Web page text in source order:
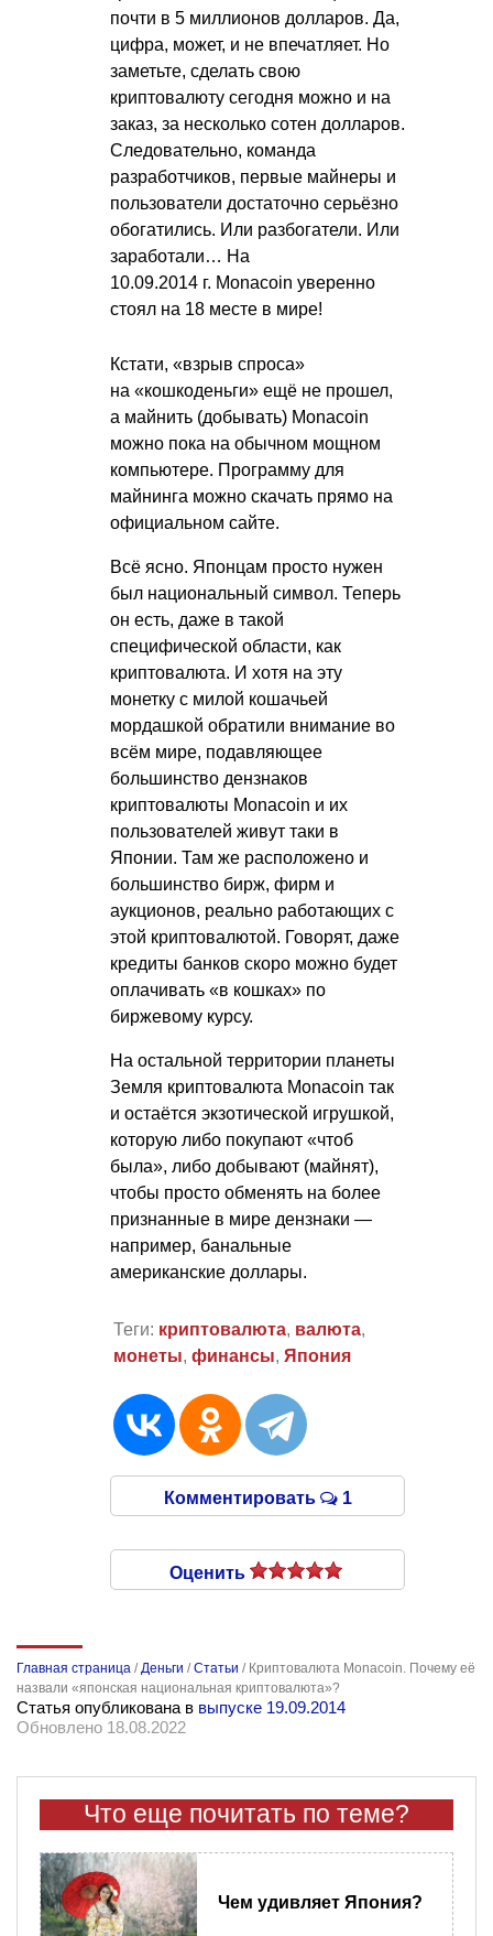
почти в 5 миллионов долларов. Да,
цифра, может, и не впечатляет. Но
заметьте, сделать свою
криптовалюту сегодня можно и на
заказ, за несколько сотен долларов.
Следовательно, команда
разработчиков, первые майнеры и
пользователи достаточно серьёзно
обогатились. Или разбогатели. Или
заработали… На
10.09.2014 г. Monacoin уверенно
стоял на 18 месте в мире!
Кстати, «взрыв спроса»
на «кошкоденьги» ещё не прошел,
а майнить (добывать) Monacoin
можно пока на обычном мощном
компьютере. Программу для
майнинга можно скачать прямо на
официальном сайте.
Всё ясно. Японцам просто нужен
был национальный символ. Теперь
он есть, даже в такой
специфической области, как
криптовалюта. И хотя на эту
монетку с милой кошачьей
мордашкой обратили внимание во
всём мире, подавляющее
большинство дензнаков
криптовалюты Monacoin и их
пользователей живут таки в
Японии. Там же расположено и
большинство бирж, фирм и
аукционов, реально работающих с
этой криптовалютой. Говорят, даже
кредиты банков скоро можно будет
оплачивать «в кошках» по
биржевому курсу.
На остальной территории планеты
Земля криптовалюта Monacoin так
и остаётся экзотической игрушкой,
которую либо покупают «чтоб
была», либо добывают (майнят),
чтобы просто обменять на более
признанные в мире дензнаки —
например, банальные
американские доллары.
Теги: криптовалюта, валюта,
монеты, финансы, Япония
Комментировать 1
Оценить
Главная страница /Деньги /Статьи / Криптовалюта Monacoin. Почему её
назвали «японская национальная криптовалюта»?
Статья опубликована в выпуске 19.09.2014
Обновлено 18.08.2022
Что еще почитать по теме?
Чем удивляет Япония?